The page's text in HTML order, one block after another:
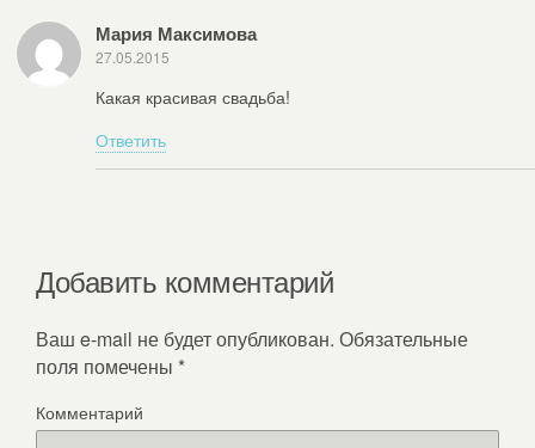
Мария Максимова
27.05.2015
Какая красивая свадьба!
Ответить
Добавить комментарий
Ваш e-mail не будет опубликован. Обязательные
поля помечены *
Комментарий